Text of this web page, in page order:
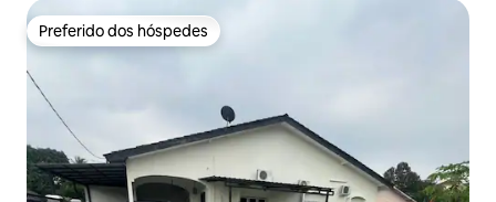
Preferido dos hóspedes
Preferido dos hóspedes